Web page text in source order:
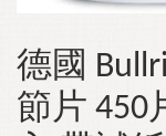
德國
節片 450